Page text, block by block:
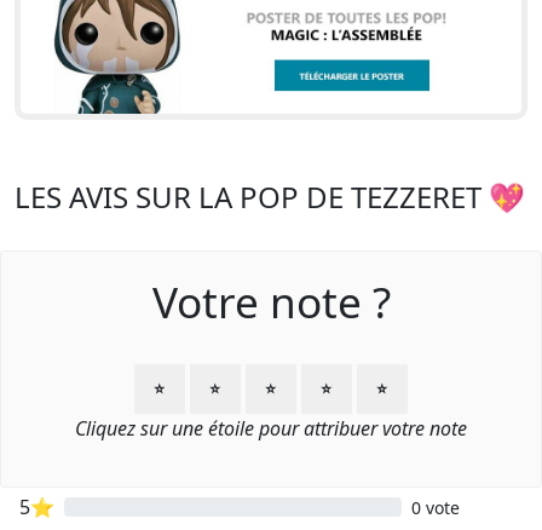
LES AVIS SUR LA POP DE TEZZERET 💖
Votre note ?
⭐ ⭐ ⭐ ⭐ ⭐
Cliquez sur une étoile pour attribuer votre note
5⭐ 0 vote